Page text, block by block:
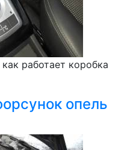
работает коробка
опель